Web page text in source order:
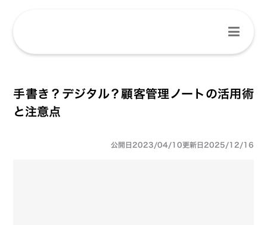
手書き？デジタル？顧客管理ノートの活用術
と注意点
公開日2023/04/10更新日2025/12/16